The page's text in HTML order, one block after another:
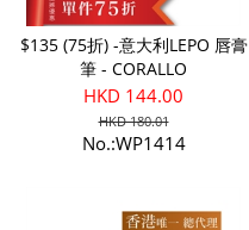
$135 (75折) -意大利LEPO 唇膏
筆 - CORALLO
HKD 144.00
HKD 180.01
No.:WP1414